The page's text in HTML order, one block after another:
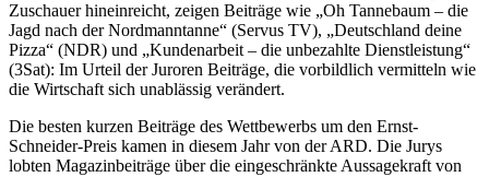
Zuschauer hineinreicht, zeigen Beiträge wie „Oh Tannebaum – die
Jagd nach der Nordmanntanne“ (Servus TV), „Deutschland deine
Pizza“ (NDR) und „Kundenarbeit – die unbezahlte Dienstleistung“
(3Sat): Im Urteil der Juroren Beiträge, die vorbildlich vermitteln wie
die Wirtschaft sich unablässig verändert.
Die besten kurzen Beiträge des Wettbewerbs um den Ernst-
Schneider-Preis kamen in diesem Jahr von der ARD. Die Jurys
lobten Magazinbeiträge über die eingeschränkte Aussagekraft von